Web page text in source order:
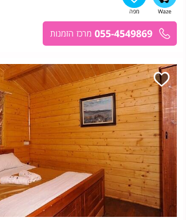
055-4549869 מרכז הזמנות